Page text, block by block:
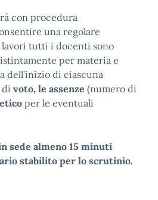
con procedura
una regolare
tutti i docenti sono
per materia e
dell’inizio di ciascuna
di voto, le assenze (numero di
per le eventuali
sede almeno 15 minuti
stabilito per lo scrutinio.